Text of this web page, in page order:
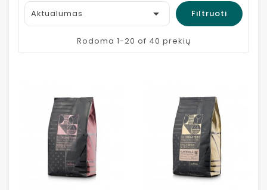
Aktualumas  Filtruoti
Rodoma 1-20 of 40 prekių